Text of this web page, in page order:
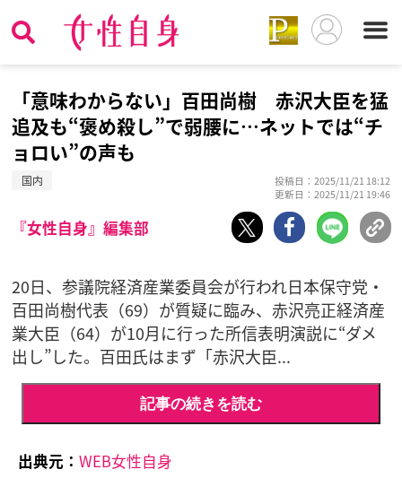
「意味わからない」百田尚樹 赤沢大臣を猛
追及も“褒め殺し”で弱腰に…ネットでは“チ
ョロい”の声も
国内
投稿日：2025/11/21 18:12
更新日：2025/11/21 19:46
『女性自身』編集部
20日、参議院経済産業委員会が行われ日本保守党・
百田尚樹代表（69）が質疑に臨み、赤沢亮正経済産
業大臣（64）が10月に行った所信表明演説に“ダメ
出し”した。百田氏はまず「赤沢大臣...
記事の続きを読む
出典元： WEB女性自身